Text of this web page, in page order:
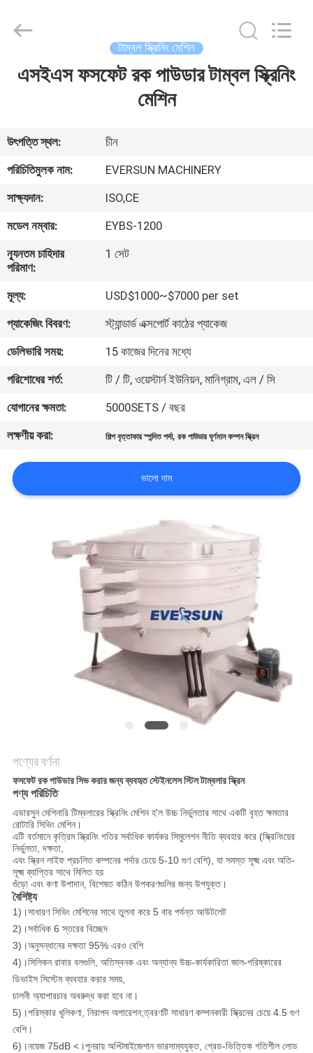
বাড়ি
VR
প্রদর্শন
আমাদের
সম্পর্কে
কারখানা
ভ্রমণ
মান
নিয়ন্ত্রণ
যোগাযোগ
করুন
টাম্বল স্ক্রিনিং মেশিন
এসইএস ফসফেট রক পাউডার টাম্বল স্ক্রিনিং
মেশিন
উৎপত্তি স্থল:
চীন
পরিচিতিমুলক নাম:
EVERSUN MACHINERY
সাক্ষ্যদান:
ISO,CE
মডেল নম্বার:
EYBS-1200
ন্যূনতম চাহিদার
পরিমাণ:
1 সেট
মূল্য:
USD$1000~$7000 per set
প্যাকেজিং বিবরণ:
স্ট্যান্ডার্ড এক্সপোর্ট কাঠের প্যাকেজ
ডেলিভারি সময়:
15 কাজের দিনের মধ্যে
পরিশোধের শর্ত:
টি / টি, ওয়েস্টার্ন ইউনিয়ন, মানিগ্রাম, এল / সি
যোগানের ক্ষমতা:
5000SETS / বছর
লক্ষণীয় করা:
শিল্প বৃত্তাকার স্পন্দিত পর্দা,রক পাউডার ঘূর্ণমান কম্পন স্ক্রিন
ভালো দাম
পণ্যের বর্ণনা
ফসফেট রক পাউডার সিভ করার জন্য ব্যবহৃত স্টেইনলেস স্টিল টাম্বলার স্ক্রিন
পণ্য পরিচিতি
এভারসুন মেশিনারি টিম্বলারের স্ক্রিনিং মেশিন হ'ল উচ্চ নির্ভুলতার সাথে একটি বৃহত ক্ষমতার
রোটারি সিভিং মেশিন।
এটি বর্তমানে কৃত্রিম স্ক্রিনিং গতির সর্বাধিক কার্যকর সিমুলেশন নীতি ব্যবহার করে (স্ক্রিনিংয়ের
নির্ভুলতা, দক্ষতা,
এবং স্ক্রিন লাইফ প্রচলিত কম্পনের পর্দার চেয়ে 5-10 গুণ বেশি), যা সমস্ত সূক্ষ্ম এবং অতি-
সূক্ষ্ম ব্যাপ্তির সাথে মিলিত হয়
গুঁড়ো এবং কণা উপাদান, বিশেষত কঠিন উপকরণগুলির জন্য উপযুক্ত।
বৈশিষ্ট্য
1)।সাধারণ সিভিং মেশিনের সাথে তুলনা করে 5 বার পর্যন্ত আউটলেট
2)।সর্বাধিক 6 স্তরের বিচ্ছেদ
3)।অনুসন্ধানের দক্ষতা 95% এরও বেশি
4)।সিলিকন রাবার বলগুলি, অতিস্বনক এবং অন্যান্য উচ্চ-কার্যকারিতা জাল-পরিষ্কারের
ডিভাইস সিস্টেম ব্যবহার করার সময়,
চালনী অ্যাপারচার অবরুদ্ধ করা হবে না।
5)।পরিস্কার ধূলিকণা, নিরাপদ অপারেশন;ত্বরণটি সাধারণ কম্পনকারী স্ক্রিনের চেয়ে 4.5 গুণ
বেশি।
6)।নয়েজ 75dB <।পুনরায় অপ্টিমাইজেশান ভারসাম্যযুক্ত, গ্রেড-ভিত্তিক গতিশীল লোড